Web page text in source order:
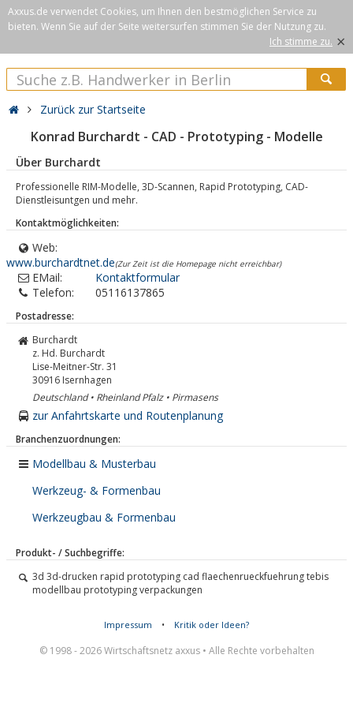
Axxus.de verwendet Cookies, um Ihnen den bestmöglichen Service zu
bieten. Wenn Sie auf der Seite weitersurfen stimmen Sie der Nutzung zu.
Ich stimme zu. ×
Zurück zur Startseite
Konrad Burchardt - CAD - Prototyping - Modelle
Über Burchardt
Professionelle RIM-Modelle, 3D-Scannen, Rapid Prototyping, CAD-
Dienstleisuntgen und mehr.
Kontaktmöglichkeiten:
Web:
www.burchardtnet.de(Zur Zeit ist die Homepage nicht erreichbar)
EMail:
Kontaktformular
Telefon:
05116137865
Postadresse:
Burchardt
z. Hd. Burchardt
Lise-Meitner-Str. 31
30916 Isernhagen
Deutschland • Rheinland Pfalz • Pirmasens
zur Anfahrtskarte und Routenplanung
Branchenzuordnungen:
Modellbau & Musterbau
Werkzeug- & Formenbau
Werkzeugbau & Formenbau
Produkt- / Suchbegriffe:
3d 3d-drucken rapid prototyping cad flaechenrueckfuehrung tebis
modellbau prototyping verpackungen
Impressum • Kritik oder Ideen?
© 1998 - 2026 Wirtschaftsnetz axxus • Alle Rechte vorbehalten